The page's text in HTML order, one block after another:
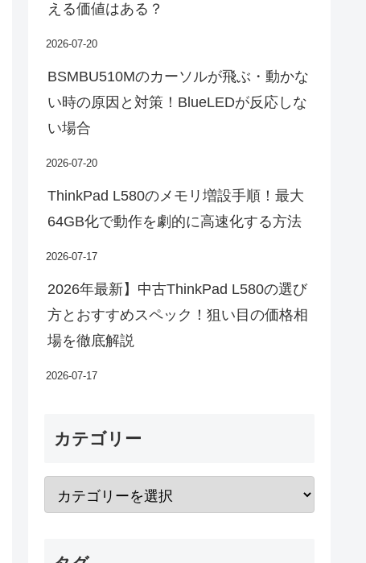
える価値はある？
2026-07-20
BSMBU510Mのカーソルが飛ぶ・動かな
い時の原因と対策！BlueLEDが反応しな
い場合
2026-07-20
ThinkPad L580のメモリ増設手順！最大
64GB化で動作を劇的に高速化する方法
2026-07-17
2026年最新】中古ThinkPad L580の選び
方とおすすめスペック！狙い目の価格相
場を徹底解説
2026-07-17
カテゴリー